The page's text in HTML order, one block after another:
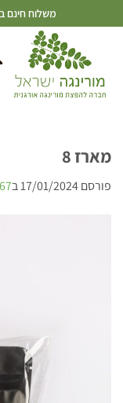
משלוח חינם
מארז 8
פורסם17/01/2024ב